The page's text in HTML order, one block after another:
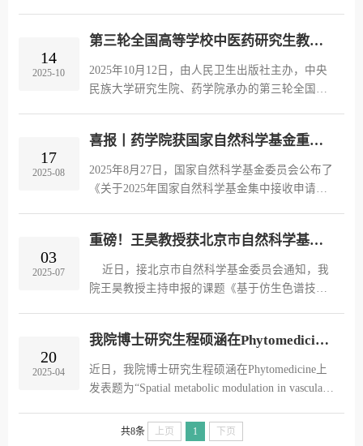
深度与前瞻性的...
游雪甫、杨信怡研究员合作的最新研究成果。
14
2025-10
第三轮全国高等学校中医药研究生教育规划教材《民族医学基础理论与特色疗法》编写启动会在中央民族大学召开
2025年10月12日，由人民卫生出版社主办，中央
民族大学研究生院、药学院承办的第三轮全国高
药高等教育高质量发展论坛在中央民族大学海淀
校区隆重召开。中国民族医药学会会长苏钢强，
中央民族大学党委常委、副校长马林涛、甘明
审周玲，中央民族大学...
17
2025-08
喜报丨药学院获国家自然科学基金重点1项、面上1项
2025年8月27日，国家自然科学基金委员会公布了
《关于2025年国家自然科学基金集中接收申请项
胞和肌卫星细胞代谢重编程治疗T2DM肌少症的
作用机制与药效物质基础研究”获批重点项目，阿
里穆斯教授“蒙古高原龙胆属药用植物品种整理及
03
2025-07
重磅！王昊教授获北京市自然科学基金联合基金重点项目立项
近日，接北京市自然科学基金委员会通知，我
院王昊教授主持申报的课题《基于仿生色谱技术
联合基金重点项目。
20
2025-04
我院博士研究生程硕涵在Phytomedicine上发表论文
近日，我院博士研究生程硕涵在Phytomedicine上
发表题为“Spatial metabolic modulation in vascular
ambient mass spectrometry imaging”的研究论文，
共8条 上页 1 下页